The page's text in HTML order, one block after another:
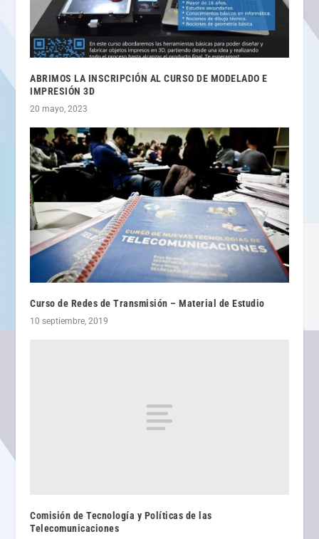
ABRIMOS LA INSCRIPCIÓN AL CURSO DE MODELADO E
IMPRESIÓN 3D
20 mayo, 2023
Curso de Redes de Transmisión – Material de Estudio
10 septiembre, 2019
Comisión de Tecnología y Políticas de las
Telecomunicaciones